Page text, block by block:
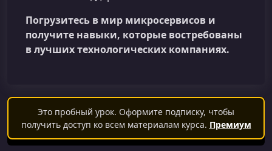
Погрузитесь в мир микросервисов и
получите навыки, которые востребованы
в лучших технологических компаниях.
Это пробный урок. Оформите подписку, чтобы
получить доступ ко всем материалам курса. Премиум